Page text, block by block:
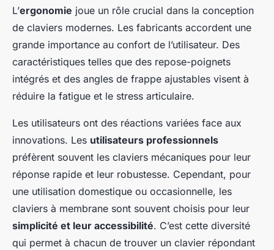
L’ergonomie joue un rôle crucial dans la conception
de claviers modernes. Les fabricants accordent une
grande importance au confort de l’utilisateur. Des
caractéristiques telles que des repose-poignets
intégrés et des angles de frappe ajustables visent à
réduire la fatigue et le stress articulaire.
Les utilisateurs ont des réactions variées face aux
innovations. Les utilisateurs professionnels
préfèrent souvent les claviers mécaniques pour leur
réponse rapide et leur robustesse. Cependant, pour
une utilisation domestique ou occasionnelle, les
claviers à membrane sont souvent choisis pour leur
simplicité et leur accessibilité. C’est cette diversité
qui permet à chacun de trouver un clavier répondant